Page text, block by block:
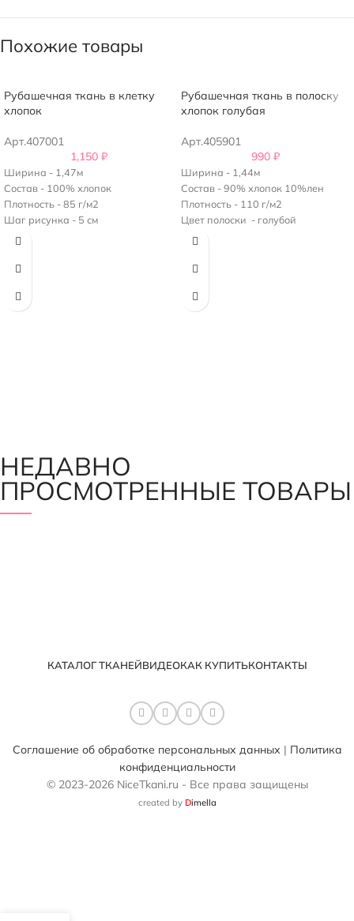
Похожие товары
Рубашечная ткань в клетку
хлопок
Арт.407001
1,150 ₽
Ширина - 1,47м
Состав - 100% хлопок
Плотность - 85 г/м2
Шаг рисунка - 5 см
Рубашечная ткань в полоску
хлопок голубая
Арт.405901
990 ₽
Ширина - 1,44м
Состав - 90% хлопок 10%лен
Плотность - 110 г/м2
Цвет полоски - голубой
Ширина полоски - 3 мм
НЕДАВНО
ПРОСМОТРЕННЫЕ ТОВАРЫ
КАТАЛОГ ТКАНЕЙВИДЕОКАК КУПИТЬКОНТАКТЫ
Соглашение об обработке персональных данных | Политика
конфиденциальности
© 2023-2026 NiceTkani.ru - Все права защищены
created by Dimella